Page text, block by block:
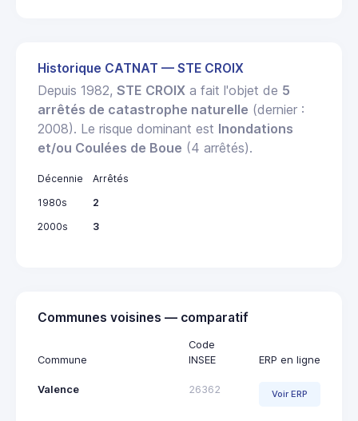
Historique CATNAT — STE CROIX
Depuis 1982, STE CROIX a fait l'objet de 5
arrêtés de catastrophe naturelle (dernier :
2008). Le risque dominant est Inondations
et/ou Coulées de Boue (4 arrêtés).
Décennie
Arrêtés
1980s
2
2000s
3
Communes voisines — comparatif
Commune
Code
INSEE
ERP en ligne
Valence 26362 Voir ERP